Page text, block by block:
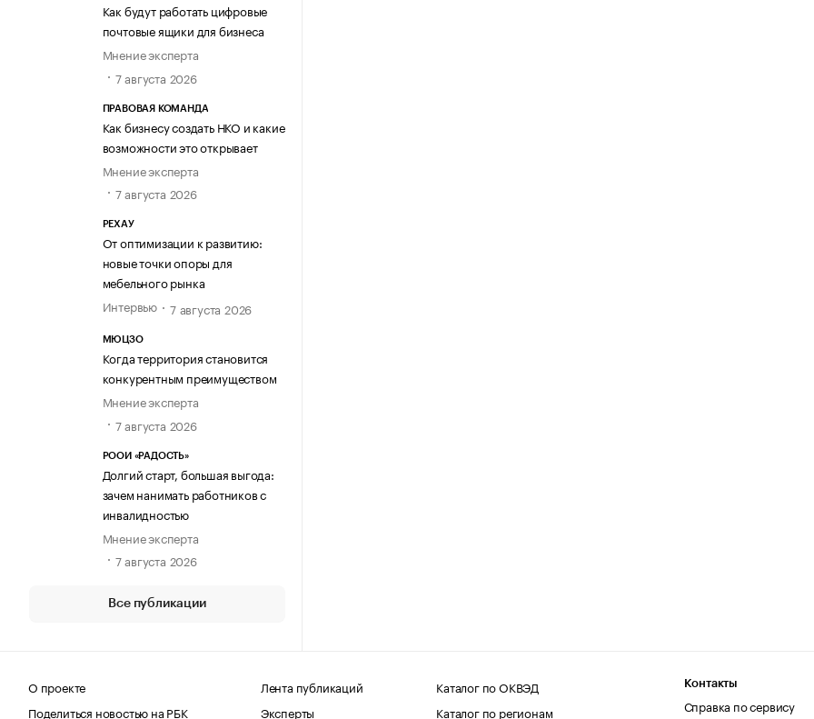
Как будут работать цифровые
почтовые ящики для бизнеса
Мнение эксперта
7 августа 2026
ПРАВОВАЯ КОМАНДА
Как бизнесу создать НКО и какие
возможности это открывает
Мнение эксперта
7 августа 2026
РЕХАУ
От оптимизации к развитию:
новые точки опоры для
мебельного рынка
Интервью
7 августа 2026
МЮЦЗО
Когда территория становится
конкурентным преимуществом
Мнение эксперта
7 августа 2026
РООИ «РАДОСТЬ»
Долгий старт, большая выгода:
зачем нанимать работников с
инвалидностью
Мнение эксперта
7 августа 2026
Все публикации
О проекте
Поделиться новостью на РБК
Лента публикаций
Эксперты
Каталог по ОКВЭД
Каталог по регионам
Контакты
Справка по сервису